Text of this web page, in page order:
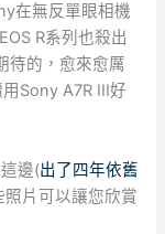
在無反單眼相機
R系列也殺出
待的，愈來愈厲
Sony A7R III好
邊(出了四年依舊
照片可以讓您欣賞